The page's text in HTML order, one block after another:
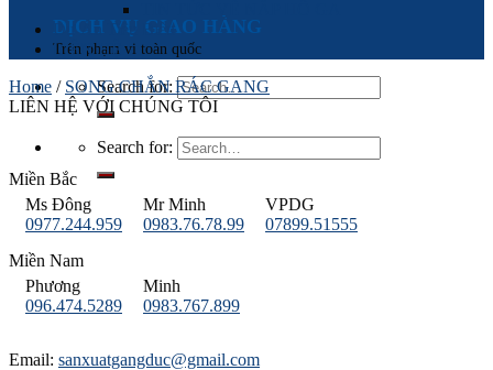
DỊCH VỤ GIAO HÀNG
Trên phạm vi toàn quốc
Search for:
Search for:
Dự Án Tiêu Biểu
LIÊN HỆ
Home / SONG CHẮN RÁC GANG
LIÊN HỆ VỚI CHÚNG TÔI
Miền Bắc
Ms Đông
0977.244.959
Mr Minh
0983.76.78.99
VPDG
07899.51555
Miền Nam
Phương
096.474.5289
Minh
0983.767.899
Email: sanxuatgangduc@gmail.com